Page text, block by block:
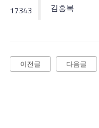
17343 김흥복
다음글
이전글